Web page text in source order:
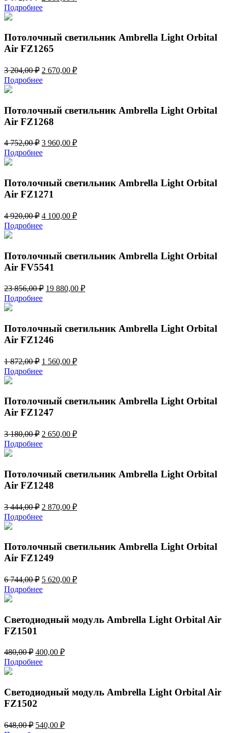
цена
составляла
072,00 ₽.
Подробнее
Потолочный светильник Ambrella Light Orbital
Air FZ1265
3 204,00₽ Первоначальная
цена
составляла
204,00 ₽.
2 670,00 ₽Текущая
Подробнее
Потолочный светильник Ambrella Light Orbital
Air FZ1268
4 752,00₽ Первоначальная
цена
составляла
752,00 ₽.
3 960,00 ₽Текущая
Подробнее
Потолочный светильник Ambrella Light Orbital
Air FZ1271
4 920,00₽ Первоначальная
цена
составляла
920,00 ₽.
4 100,00 ₽Текущая
Подробнее
Потолочный светильник Ambrella Light Orbital
Air FV5541
23 856,00₽ Первоначальная
856,00 ₽.
19 880,00 ₽Текущая
Подробнее
Потолочный светильник Ambrella Light Orbital
Air FZ1246
1 872,00₽ Первоначальная
цена
составляла
872,00 ₽.
1 560,00 ₽Текущая
Подробнее
Потолочный светильник Ambrella Light Orbital
Air FZ1247
3 180,00₽ Первоначальная
цена
составляла
180,00 ₽.
2 650,00 ₽Текущая
Подробнее
Потолочный светильник Ambrella Light Orbital
Air FZ1248
3 444,00₽ Первоначальная
цена
составляла
444,00 ₽.
2 870,00 ₽Текущая
Подробнее
Потолочный светильник Ambrella Light Orbital
Air FZ1249
6 744,00₽ Первоначальная
цена
составляла
744,00 ₽.
5 620,00 ₽Текущая
Подробнее
Светодиодный модуль Ambrella Light Orbital Air
FZ1501
480,00₽ Первоначальная
цена
составляла
400,00 ₽Текущая
Подробнее
Светодиодный модуль Ambrella Light Orbital Air
FZ1502
648,00₽ Первоначальная
540,00 ₽Текущая